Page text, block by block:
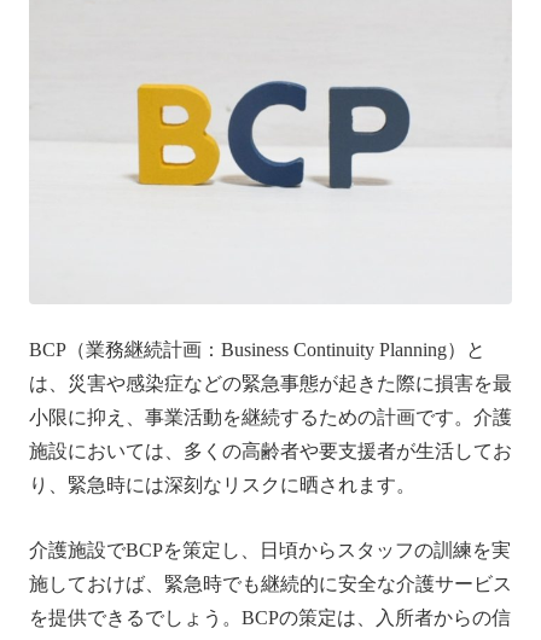
BCP（業務継続計画：Business Continuity Planning）と
は、災害や感染症などの緊急事態が起きた際に損害を最
小限に抑え、事業活動を継続するための計画です。介護
施設においては、多くの高齢者や要支援者が生活してお
り、緊急時には深刻なリスクに晒されます。
介護施設でBCPを策定し、日頃からスタッフの訓練を実
施しておけば、緊急時でも継続的に安全な介護サービス
を提供できるでしょう。BCPの策定は、入所者からの信